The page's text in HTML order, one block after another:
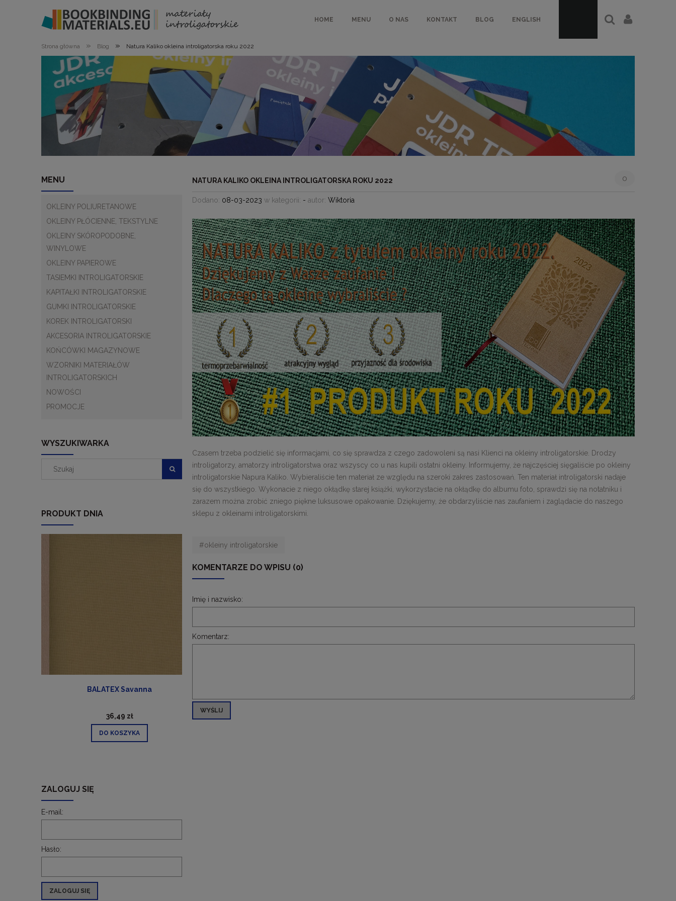
HOME MENU O NAS KONTAKT BLOG ENGLISH
Strona główna » Blog » Natura Kaliko okleina introligatorska roku 2022
MENU
OKLEINY POLIURETANOWE
OKLEINY PŁÓCIENNE, TEKSTYLNE
OKLEINY SKÓROPODOBNE,
WINYLOWE
OKLEINY PAPIEROWE
TASIEMKI INTROLIGATORSKIE
KAPITAŁKI INTROLIGATORSKIE
GUMKI INTROLIGATORSKIE
KOREK INTROLIGATORSKI
AKCESORIA INTROLIGATORSKIE
KOŃCÓWKI MAGAZYNOWE
WZORNIKI MATERIAŁÓW
INTROLIGATORSKICH
NOWOŚCI
PROMOCJE
WYSZUKIWARKA
PRODUKT DNIA
BALATEX Savanna
36,49 zł
DO KOSZYKA
ZALOGUJ SIĘ
E-mail:
Hasło:
ZALOGUJ SIĘ
NATURA KALIKO OKLEINA INTROLIGATORSKA ROKU 2022 0
Dodano: 08-03-2023 w kategorii: - autor: Wiktoria
Czasem trzeba podzielić się informacjami, co się sprawdza z czego zadowoleni są nasi Klienci na okleiny introligatorskie. Drodzy
introligatorzy, amatorzy introligatorstwa oraz wszyscy co u nas kupili ostatni okleiny. Informujemy, że najczęściej sięgaliście po okleiny
introligatorskie Napura Kaliko. Wybieraliście ten materiał ze względu na szeroki zakres zastosowań. Ten materiał introligatorski nadaje
się do wszystkiego. Wykonacie z niego okłądkę starej książki, wykorzystacie na okłądkę do albumu foto, sprawdzi się na notatniku i
zarazem można zrobić zniego piękne luksusowe opakowanie. Dziękujemy, że obdarzyliście nas zaufaniem i zaglądacie do naszego
sklepu z okleinami introligatorskimi.
#okleiny introligatorskie
KOMENTARZE DO WPISU (0)
Imię i nazwisko:
Komentarz:
WYŚLIJ